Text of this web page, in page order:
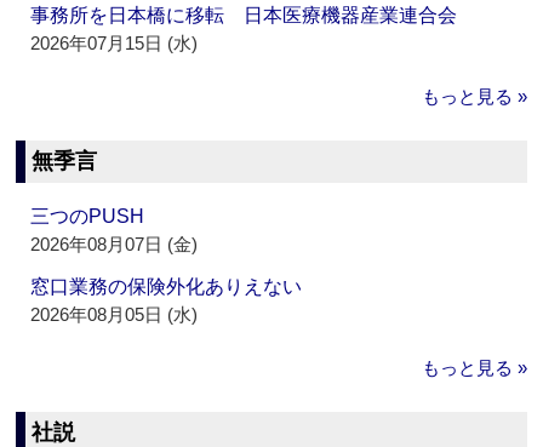
事務所を日本橋に移転 日本医療機器産業連合会
2026年07月15日 (水)
もっと見る »
無季言
三つのPUSH
2026年08月07日 (金)
窓口業務の保険外化ありえない
2026年08月05日 (水)
もっと見る »
社説